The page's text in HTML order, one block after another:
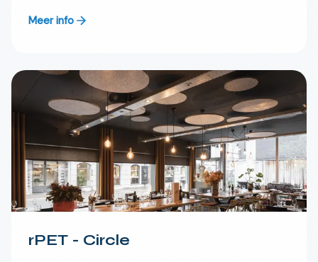
Meer info
rPET - Circle